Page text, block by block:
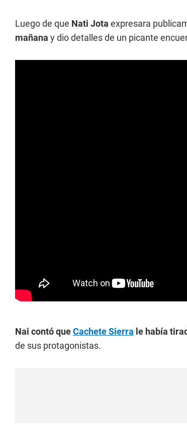
Luego de que Nati Jota expresara
mañana y dio detalles de un picante
Nai contó queCachete Sierra le había
de sus protagonistas.